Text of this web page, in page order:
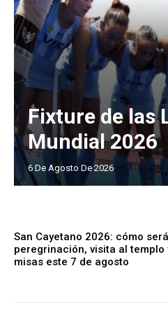
Fixture de las
Mundial 2026
6 De Agosto De 2026
San Cayetano 2026: cómo
peregrinación, visita al templo
misas este 7 de agosto